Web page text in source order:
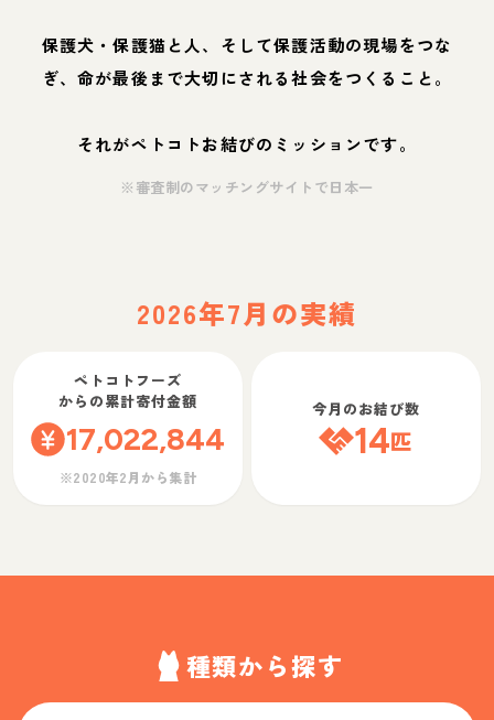
保護犬・保護猫と人、そして保護活動の現場をつな
ぎ、命が最後まで大切にされる社会をつくること。
それがペトコトお結びのミッションです。
※審査制のマッチングサイトで日本一
2026年7月の実績
ペトコトフーズ
からの累計寄付金額
17,022,844
※2020年2月から集計
今月のお結び数
14匹
種類から探す